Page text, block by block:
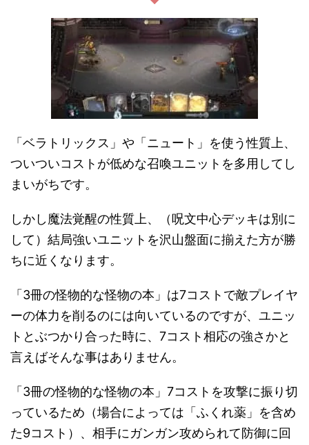
「ベラトリックス」や「ニュート」を使う性質上、
ついついコストが低めな召喚ユニットを多用してし
まいがちです。
しかし魔法覚醒の性質上、（呪文中心デッキは別に
して）結局強いユニットを沢山盤面に揃えた方が勝
ちに近くなります。
「3冊の怪物的な怪物の本」は7コストで敵プレイヤ
ーの体力を削るのには向いているのですが、ユニッ
トとぶつかり合った時に、7コスト相応の強さかと
言えばそんな事はありません。
「3冊の怪物的な怪物の本」7コストを攻撃に振り切
っているため（場合によっては「ふくれ薬」を含め
た9コスト）、相手にガンガン攻められて防御に回